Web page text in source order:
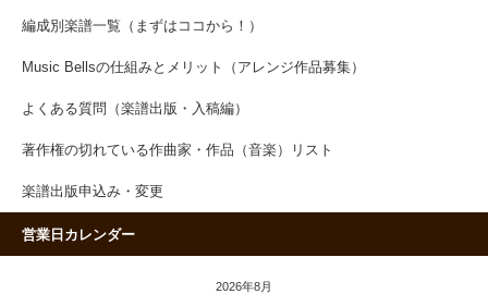
編成別楽譜一覧（まずはココから！）
Music Bellsの仕組みとメリット（アレンジ作品募集）
よくある質問（楽譜出版・入稿編）
著作権の切れている作曲家・作品（音楽）リスト
楽譜出版申込み・変更
営業日カレンダー
2026年8月